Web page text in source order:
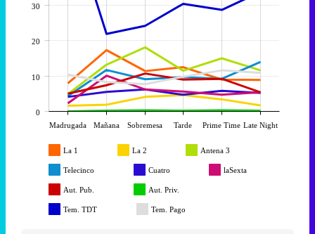
Madrugada Mañana Sobremesa Tarde Prime Time Late Night
0
10
20
30
La 1 La 2 Antena 3
Telecinco Cuatro laSexta
Aut. Pub. Aut. Priv.
Tem. TDT Tem. Pago